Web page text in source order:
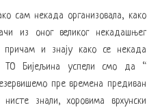
сам некада организовала, како
из оног великог некадашњег
и знају како се некада
ТО Бијељина успели смо да “
пре времена предиван
знали, хоровима врхунски